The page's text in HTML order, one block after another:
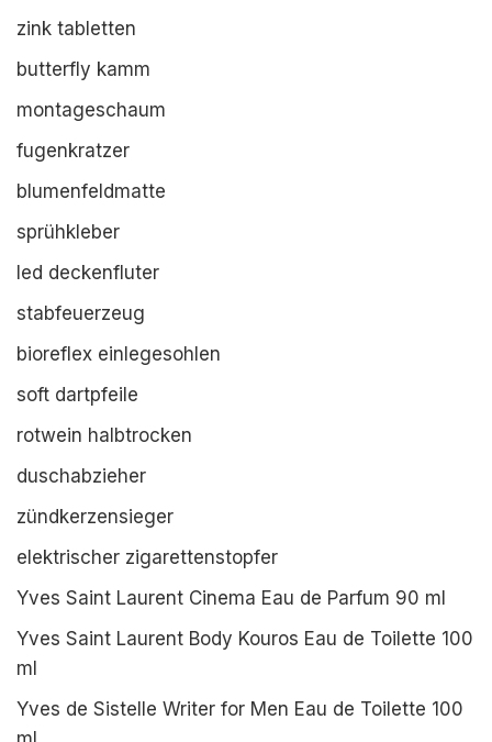
zink tabletten
butterfly kamm
montageschaum
fugenkratzer
blumenfeldmatte
sprühkleber
led deckenfluter
stabfeuerzeug
bioreflex einlegesohlen
soft dartpfeile
rotwein halbtrocken
duschabzieher
zündkerzensieger
elektrischer zigarettenstopfer
Yves Saint Laurent Cinema Eau de Parfum 90 ml
Yves Saint Laurent Body Kouros Eau de Toilette 100
ml
Yves de Sistelle Writer for Men Eau de Toilette 100